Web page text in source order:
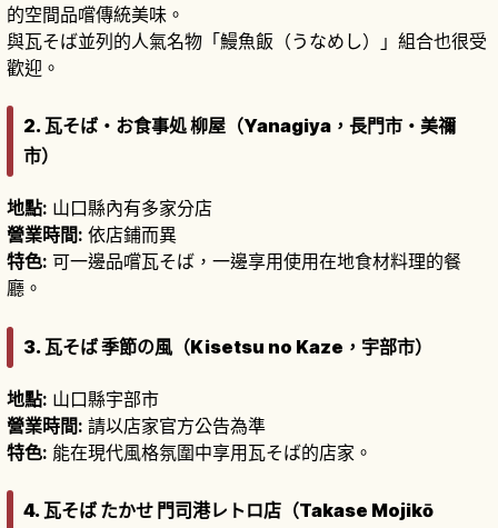
的空間品嚐傳統美味。
與瓦そば並列的人氣名物「鰻魚飯（うなめし）」組合也很受
歡迎。
2. 瓦そば・お食事処 柳屋（Yanagiya，長門市・美禰
市）
地點: 山口縣內有多家分店
營業時間: 依店鋪而異
特色: 可一邊品嚐瓦そば，一邊享用使用在地食材料理的餐
廳。
3. 瓦そば 季節の風（Kisetsu no Kaze，宇部市）
地點: 山口縣宇部市
營業時間: 請以店家官方公告為準
特色: 能在現代風格氛圍中享用瓦そば的店家。
4. 瓦そば たかせ 門司港レトロ店（Takase Mojikō